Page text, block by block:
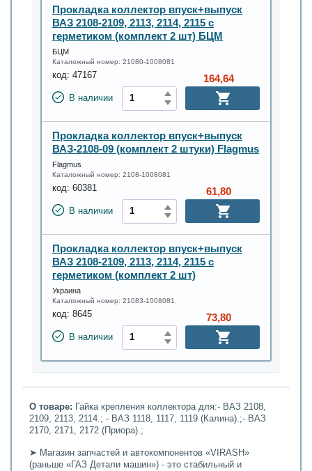
Прокладка коллектор впуск+выпуск
ВАЗ 2108-2109, 2113, 2114, 2115 с
герметиком (комплект 2 шт) БЦМ
БЦМ
Каталожный номер: 21080-1008081
код: 47167
В наличии
164,64
Прокладка коллектор впуск+выпуск
ВАЗ-2108-09 (комплект 2 штуки) Flagmus
Flagmus
Каталожный номер: 2108-1008081
код: 60381
В наличии
61,80
Прокладка коллектор впуск+выпуск
ВАЗ 2108-2109, 2113, 2114, 2115 с
герметиком (комплект 2 шт)
Украина
Каталожный номер: 21083-1008081
код: 8645
В наличии
73,80
О товаре: Гайка крепления коллектора для:- ВАЗ 2108,
2109, 2113, 2114.; - ВАЗ 1118, 1117, 1119 (Калина).;- ВАЗ
2170, 2171, 2172 (Приора).;
➤ Магазин запчастей и автокомпонентов «VIRASH»
(раньше «ГАЗ Детали машин») - это стабильный и